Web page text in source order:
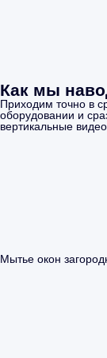
Как мы
Приходим точно в
оборудовании и
вертикальные
Мытье окон